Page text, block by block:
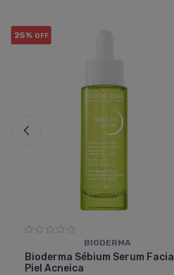
25% OFF
BIODERMA
Bioderma Sébium Serum Facial
Piel Acneica